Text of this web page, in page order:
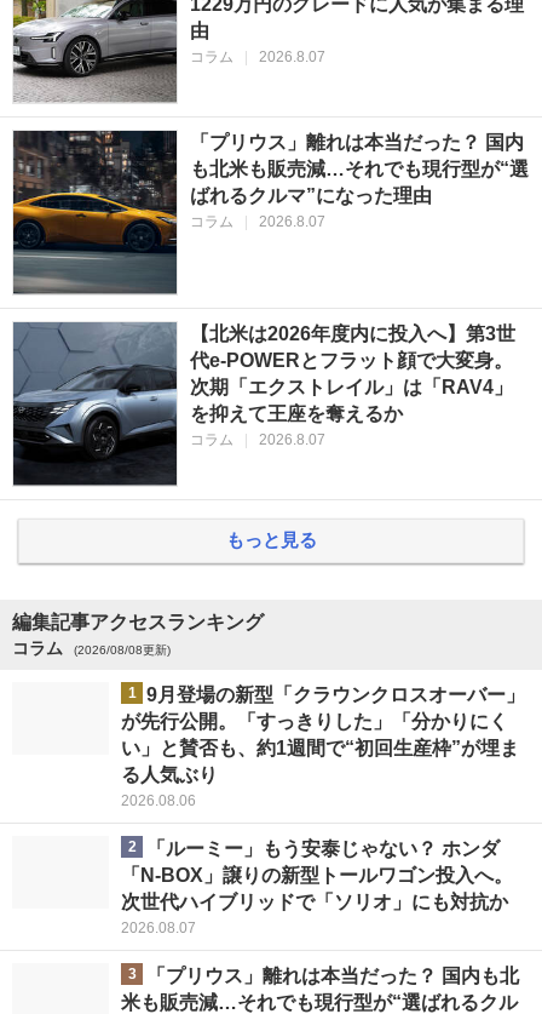
1229万円のグレードに人気が集まる理
由
コラム 2026.8.07
「プリウス」離れは本当だった？ 国内
も北米も販売減…それでも現行型が“選
ばれるクルマ”になった理由
コラム | 2026.8.07
【北米は2026年度内に投入へ】第3世
代e-POWERとフラット顔で大変身。
次期「エクストレイル」は「RAV4」
を抑えて王座を奪えるか
コラム | 2026.8.07
もっと見る
編集記事アクセスランキング
コラム (2026/08/08更新)
1
9月登場の新型「クラウンクロスオーバー」
が先行公開。「すっきりした」「分かりにく
い」と賛否も、約1週間で“初回生産枠”が埋ま
る人気ぶり
2026.08.06
2
「ルーミー」もう安泰じゃない？ ホンダ
「N-BOX」譲りの新型トールワゴン投入へ。
次世代ハイブリッドで「ソリオ」にも対抗か
2026.08.07
3
「プリウス」離れは本当だった？ 国内も北
米も販売減…それでも現行型が“選ばれるクル